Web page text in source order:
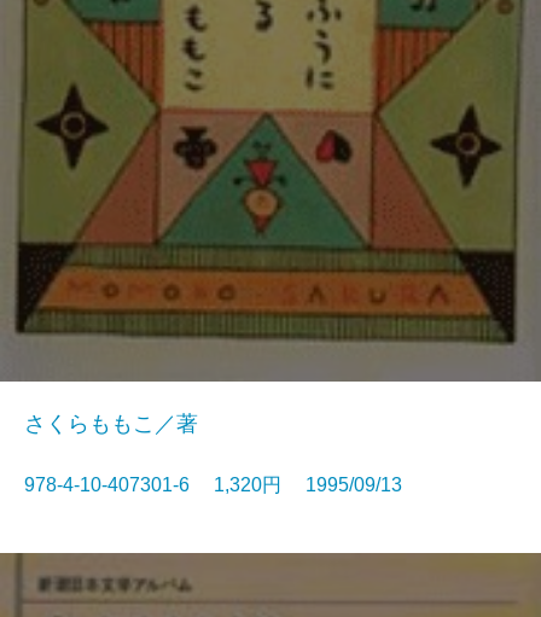
さくらももこ／著
978-4-10-407301-6 1,320円 1995/09/13